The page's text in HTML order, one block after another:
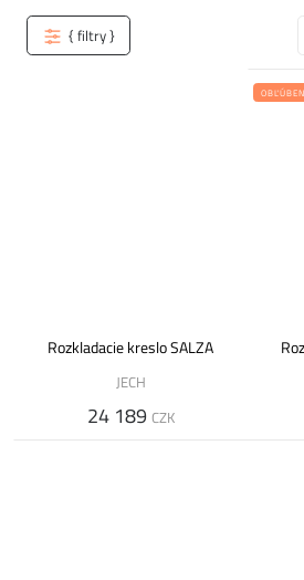
{ filtry }
Rozkladacie kreslo SALZA
JECH
24 189 CZK